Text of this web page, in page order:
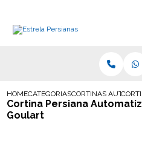
HOMECATEGORIASCORTINAS
Cortina Persiana
Goulart